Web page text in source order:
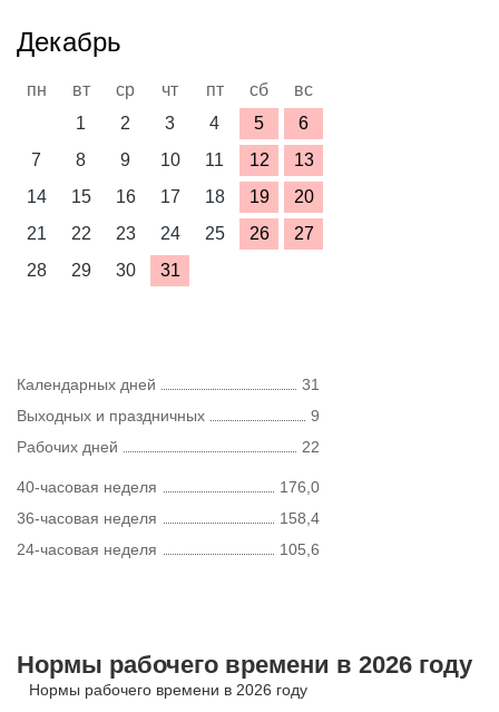
Декабрь
пн вт ср чт пт сб
вс
1
2 3 4 5
6
7
8 9 10 11 12
13
14
15 16 17 18 19
20
21
22 23 24 25 26
27
28
29 30 31
Календарных дней
31
Выходных и праздничных
9
Рабочих дней
22
40-часовая неделя
176,0
36-часовая неделя
158,4
24-часовая неделя
105,6
Нормы рабочего времени в 2026 году
Нормы рабочего времени в 2026 году